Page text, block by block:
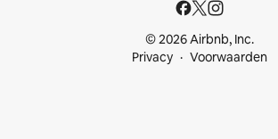
© 2026 Airbnb, Inc.
Privacy
Voorwaarden